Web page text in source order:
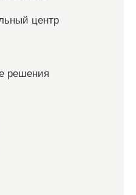
центр
решения